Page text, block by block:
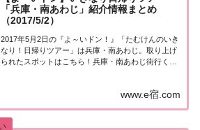
「兵庫・南あわじ」紹介情報まとめ
（2017/5/2）
2017年5月2日の『よ～いドン！』「たむけんのいき
なり！日帰りツアー」は兵庫・南あわじ。取り上げ
られたスポットはこちら！兵庫・南あわじ街行く人
日は夏休みファミリースペシャル！行き先は淡路...
www.e宿.com